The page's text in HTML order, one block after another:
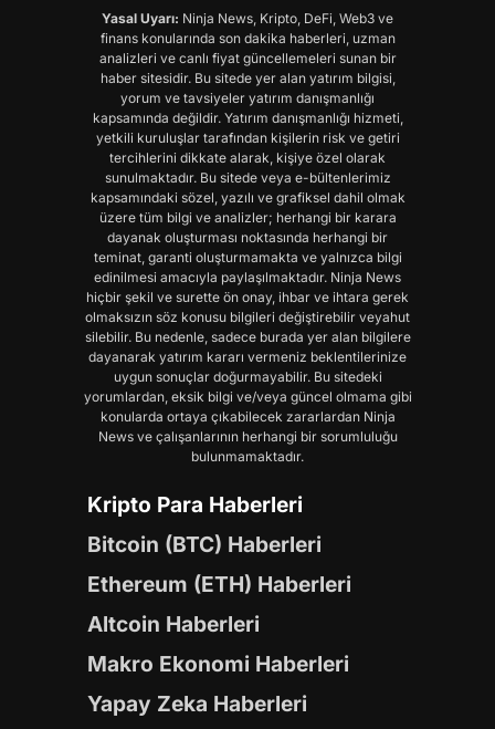
Yasal Uyarı: Ninja News, Kripto, DeFi, Web3 ve
finans konularında son dakika haberleri, uzman
analizleri ve canlı fiyat güncellemeleri sunan bir
haber sitesidir. Bu sitede yer alan yatırım bilgisi,
yorum ve tavsiyeler yatırım danışmanlığı
kapsamında değildir. Yatırım danışmanlığı hizmeti,
yetkili kuruluşlar tarafından kişilerin risk ve getiri
tercihlerini dikkate alarak, kişiye özel olarak
sunulmaktadır. Bu sitede veya e-bültenlerimiz
kapsamındaki sözel, yazılı ve grafiksel dahil olmak
üzere tüm bilgi ve analizler; herhangi bir karara
dayanak oluşturması noktasında herhangi bir
teminat, garanti oluşturmamakta ve yalnızca bilgi
edinilmesi amacıyla paylaşılmaktadır. Ninja News
hiçbir şekil ve surette ön onay, ihbar ve ihtara gerek
olmaksızın söz konusu bilgileri değiştirebilir veyahut
silebilir. Bu nedenle, sadece burada yer alan bilgilere
dayanarak yatırım kararı vermeniz beklentilerinize
uygun sonuçlar doğurmayabilir. Bu sitedeki
yorumlardan, eksik bilgi ve/veya güncel olmama gibi
konularda ortaya çıkabilecek zararlardan Ninja
News ve çalışanlarının herhangi bir sorumluluğu
bulunmamaktadır.
Kripto Para Haberleri
Bitcoin (BTC) Haberleri
Ethereum (ETH) Haberleri
Altcoin Haberleri
Makro Ekonomi Haberleri
Yapay Zeka Haberleri